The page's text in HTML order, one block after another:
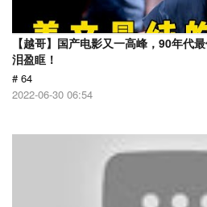
【越哥】国产电影又一高峰，90年代
泪盈眶！
# 64
2022-06-30 06:54